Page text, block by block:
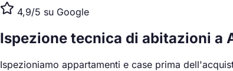
4,9/5 su Google
Ispezione tecnica di abitazioni a
Ispezioniamo appartamenti e case prima